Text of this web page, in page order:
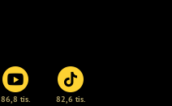
86,8 tis. 82,6 tis.